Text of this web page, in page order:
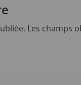
Les champs